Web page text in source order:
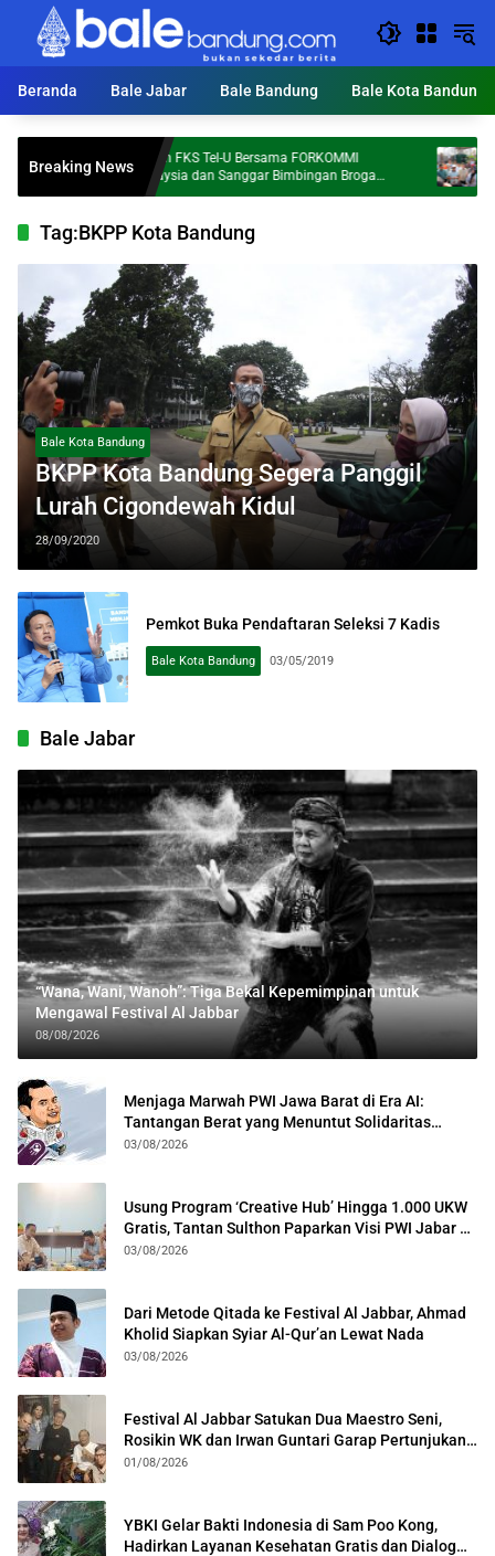
Langsung
konten
Beranda
Bale Jabar Bale Bandung Bale Kota Bandung
Breaking NewsDosen FKS Tel-U Bersama FORKOMMI
Malaysia dan Sanggar Bimbingan Broga
Perkuat Kolaborasi Internasional melalui
KDS
Ton
Tag:BKPP Kota Bandung
Bale Kota Bandung
BKPP Kota Bandung Segera Panggil
Lurah Cigondewah Kidul
28/09/2020
Pemkot Buka Pendaftaran Seleksi 7 Kadis
Bale Kota Bandung 03/05/2019
Bale Jabar
“Wana, Wani, Wanoh”: Tiga Bekal Kepemimpinan untuk
Mengawal Festival Al Jabbar
08/08/2026
Menjaga Marwah PWI Jawa Barat di Era AI:
Tantangan Berat yang Menuntut Solidaritas
Lintas Generasi
03/08/2026
Usung Program ‘Creative Hub’ Hingga 1.000 UKW
Gratis, Tantan Sulthon Paparkan Visi PWI Jabar di
Kota Bogor
03/08/2026
Dari Metode Qitada ke Festival Al Jabbar, Ahmad
Kholid Siapkan Syiar Al-Qur’an Lewat Nada
03/08/2026
Festival Al Jabbar Satukan Dua Maestro Seni,
Rosikin WK dan Irwan Guntari Garap Pertunjukan
Kolosal
01/08/2026
YBKI Gelar Bakti Indonesia di Sam Poo Kong,
Hadirkan Layanan Kesehatan Gratis dan Dialog